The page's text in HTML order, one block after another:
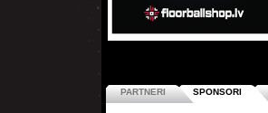
PARTNERI SPONSORI